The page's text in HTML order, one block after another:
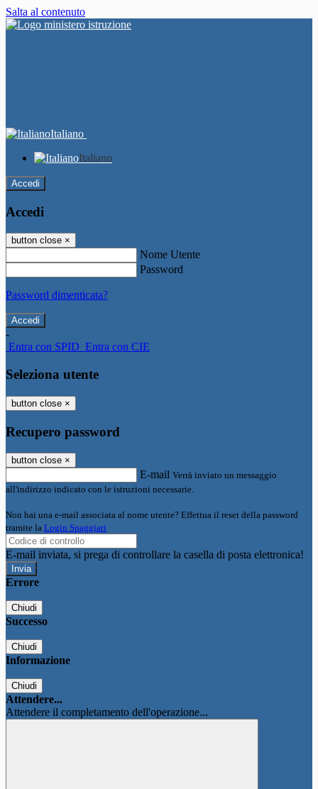
Salta al contenuto
Italiano
Italiano
Accedi
Accedi
button close ×
Nome Utente
Password
Password dimenticata?
-
Entra con SPID Entra con CIE
Seleziona utente
button close ×
Recupero password
button close ×
E-mail Verrà inviato un messaggio
all'indirizzo indicato con le istruzioni necessarie.
Non hai una e-mail associata al nome utente? Effettua il reset della password
tramite la Login Spaggiari
E-mail inviata, si prega di controllare la casella di posta elettronica!
Errore
Chiudi
Successo
Chiudi
Informazione
Chiudi
Attendere...
Attendere il completamento dell'operazione...